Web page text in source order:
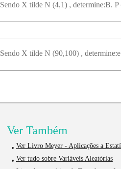
Sendo X tilde N (4,1) , determine:B.
Sendo X tilde N (90,100) ,
Ver Também
Ver Livro Meyer - Aplicações a
Ver tudo sobre Variáveis Aleatórias